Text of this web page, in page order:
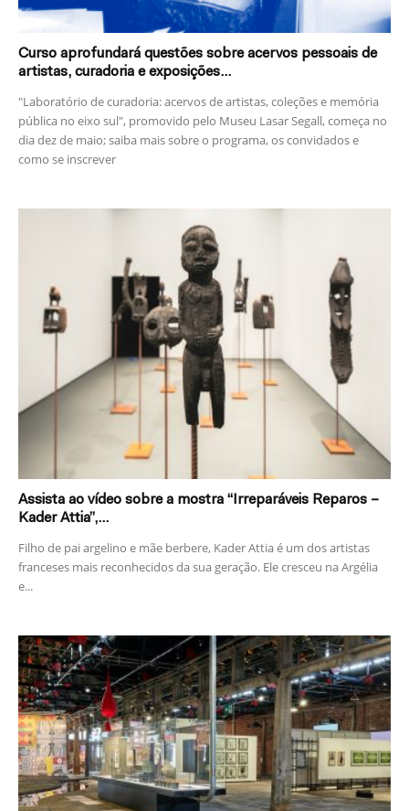
Curso aprofundará questões sobre acervos pessoais de
artistas, curadoria e exposições...
"Laboratório de curadoria: acervos de artistas, coleções e memória
pública no eixo sul", promovido pelo Museu Lasar Segall, começa no
dia dez de maio; saiba mais sobre o programa, os convidados e
como se inscrever
Assista ao vídeo sobre a mostra “Irreparáveis Reparos –
Kader Attia”,...
Filho de pai argelino e mãe berbere, Kader Attia é um dos artistas
franceses mais reconhecidos da sua geração. Ele cresceu na Argélia
e...